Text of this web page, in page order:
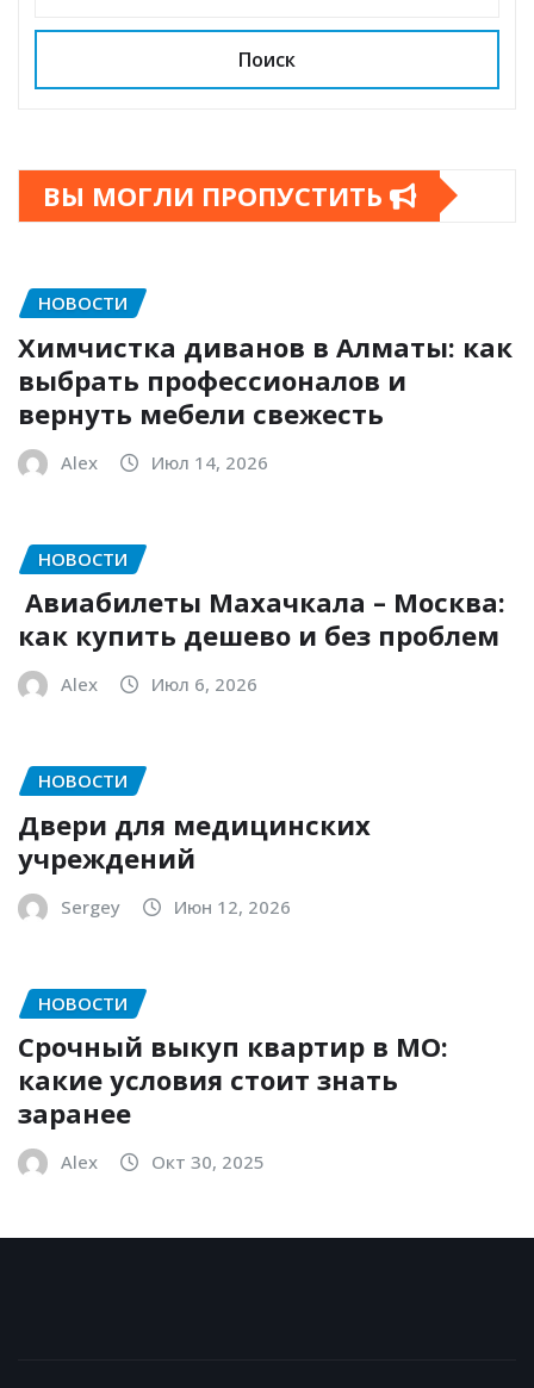
Поиск
ВЫ МОГЛИ ПРОПУСТИТЬ
НОВОСТИ
Химчистка диванов в Алматы: как
выбрать профессионалов и
вернуть мебели свежесть
Alex Июл 14, 2026
НОВОСТИ
Авиабилеты Махачкала – Москва:
как купить дешево и без проблем
Alex Июл 6, 2026
НОВОСТИ
Двери для медицинских
учреждений
Sergey Июн 12, 2026
НОВОСТИ
Срочный выкуп квартир в МО:
какие условия стоит знать
заранее
Alex Окт 30, 2025